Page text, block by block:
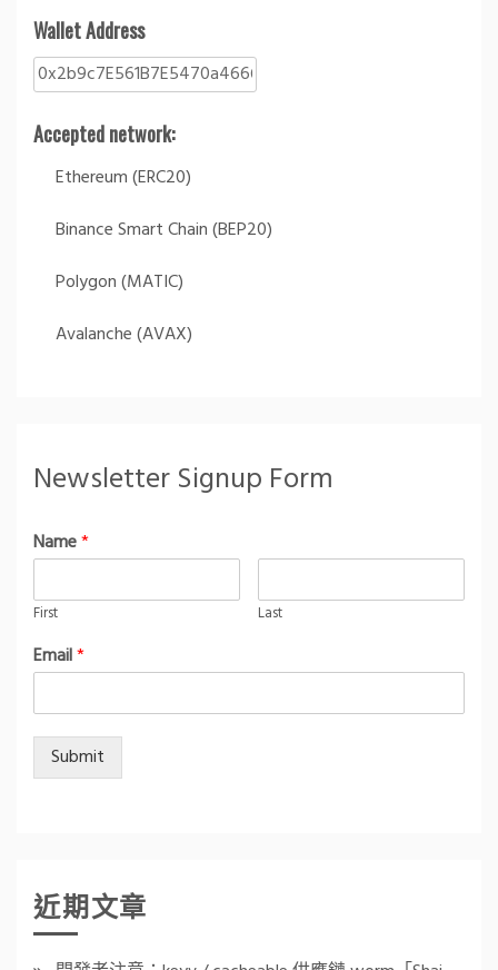
Wallet Address
Accepted network:
Ethereum (ERC20)
Binance Smart Chain (BEP20)
Polygon (MATIC)
Avalanche (AVAX)
Newsletter Signup Form
Name*
First Last
Email*
Submit
近期文章